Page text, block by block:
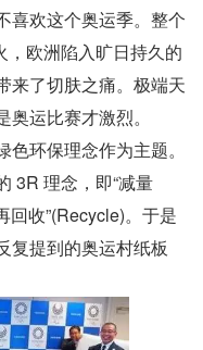
喜欢这个奥运季。整个
欧洲陷入旷日持久的
来了切肤之痛。极端天
运比赛才激烈。
环保理念作为主题。
3R 理念，即“减量
回收”(Recycle)。于是
复提到的奥运村纸板